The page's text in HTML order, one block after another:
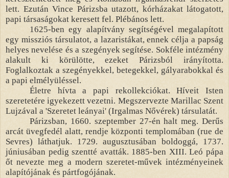
lett. Ezután Vince Párizsba utazott, kórházakat látogatott,
papi társaságokat keresett fel. Plébános lett.
1625-ben egy alapítvány segítségével megalapított
egy missziós társulatot, a lazaristákat, ennek célja a papság
helyes nevelése és a szegények segítése. Sokféle intézmény
alakult ki körülötte, ezeket Párizsból irányította.
Foglalkoztak a szegényekkel, betegekkel, gályarabokkal és
a papi elmélyüléssel.
Életre hívta a papi rekollekciókat. Híveit Isten
szeretetére igyekezett vezetni. Megszervezte Marillac Szent
Lujzával a 'Szeretet leányai' (Irgalmas Nővérek) társulatát.
Párizsban, 1660. szeptember 27-én halt meg. Derűs
arcát üvegfedél alatt, rendje központi templomában (rue de
Sevres) láthatjuk. 1729. augusztusában boldoggá, 1737.
júniusában pedig szentté avatták. 1885-ben XIII. Leó pápa
őt nevezte meg a modern szeretet-művek intézményeinek
alapítójának és pártfogójának.